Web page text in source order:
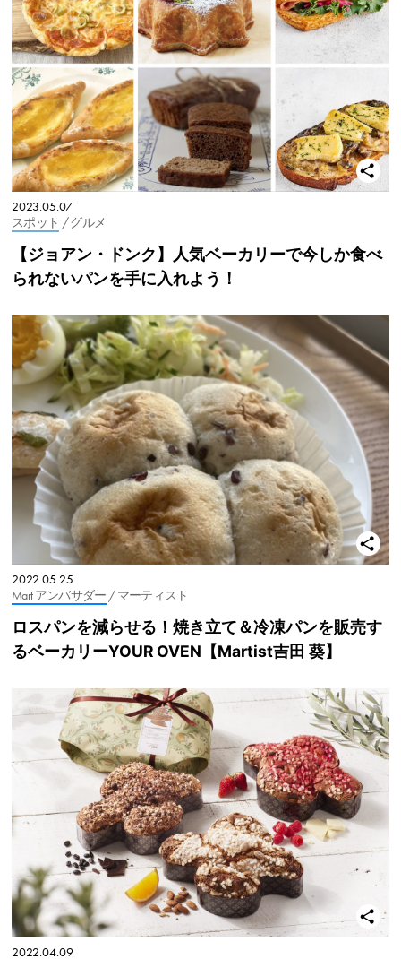
2023.05.07
スポット / グルメ
【ジョアン・ドンク】人気ベーカリーで今しか食べ
られないパンを手に入れよう！
2022.05.25
Mart アンバサダー / マーティスト
ロスパンを減らせる！焼き立て＆冷凍パンを販売す
るベーカリーYOUR OVEN【Martist吉田 葵】
2022.04.09